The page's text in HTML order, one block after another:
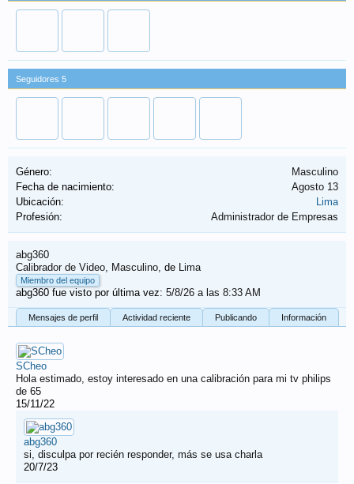
Seguidores 5
Género:
Masculino
Fecha de nacimiento:
Agosto 13
Ubicación:
Lima
Profesión:
Administrador de Empresas
abg360
Calibrador de Video, Masculino, de Lima
Miembro del equipo
abg360 fue visto por última vez: 5/8/26 a las 8:33 AM
Mensajes de perfil Actividad reciente Publicando Información
SCheo
Hola estimado, estoy interesado en una calibración para mi tv philips
de 65
15/11/22
abg360
si, disculpa por recién responder, más se usa charla
20/7/23